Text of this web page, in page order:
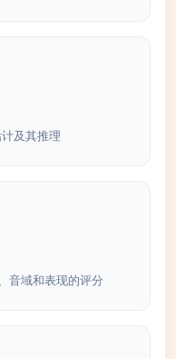
及其推理
音域和表现的评分